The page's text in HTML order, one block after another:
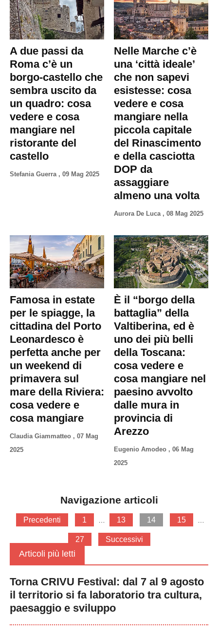
A due passi da
Roma c’è un
borgo-castello che
sembra uscito da
un quadro: cosa
vedere e cosa
mangiare nel
ristorante del
castello
Stefania Guerra , 09 Mag 2025
Nelle Marche c’è
una ‘città ideale’
che non sapevi
esistesse: cosa
vedere e cosa
mangiare nella
piccola capitale
del Rinascimento
e della casciotta
DOP da
assaggiare
almeno una volta
Aurora De Luca , 08 Mag 2025
Famosa in estate
per le spiagge, la
cittadina del Porto
Leonardesco è
perfetta anche per
un weekend di
primavera sul
mare della Riviera:
cosa vedere e
cosa mangiare
Claudia Giammatteo , 07 Mag
2025
È il “borgo della
battaglia” della
Valtiberina, ed è
uno dei più belli
della Toscana:
cosa vedere e
cosa mangiare nel
paesino avvolto
dalle mura in
provincia di
Arezzo
Eugenio Amodeo , 06 Mag
2025
Navigazione articoli
Precedenti 1 … 13 14 15 …
27 Successivi
Articoli più letti
Torna CRIVU Festival: dal 7 al 9 agosto
il territorio si fa laboratorio tra cultura,
paesaggio e sviluppo